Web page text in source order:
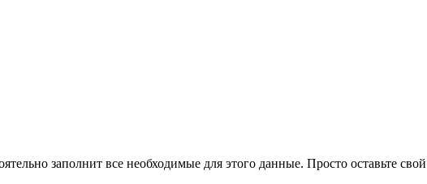
заполнит все необходимые для этого данные. Просто оставьте